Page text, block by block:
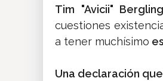
Tim "Avicii"
cuestiones
a tener muchísimo
Una declaración